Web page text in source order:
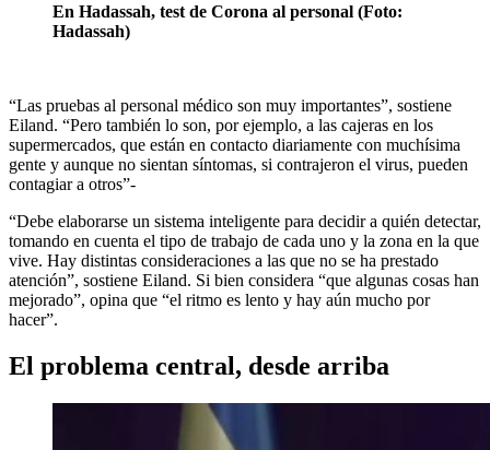
En Hadassah, test de Corona al personal (Foto:
Hadassah)
“Las pruebas al personal médico son muy importantes”, sostiene
Eiland. “Pero también lo son, por ejemplo, a las cajeras en los
supermercados, que están en contacto diariamente con muchísima
gente y aunque no sientan síntomas, si contrajeron el virus, pueden
contagiar a otros”-
“Debe elaborarse un sistema inteligente para decidir a quién detectar,
tomando en cuenta el tipo de trabajo de cada uno y la zona en la que
vive. Hay distintas consideraciones a las que no se ha prestado
atención”, sostiene Eiland. Si bien considera “que algunas cosas han
mejorado”, opina que “el ritmo es lento y hay aún mucho por
hacer”.
El problema central, desde arriba